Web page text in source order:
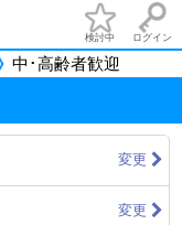
検討中 ログイン
中･高齢者歓迎
変更
変更